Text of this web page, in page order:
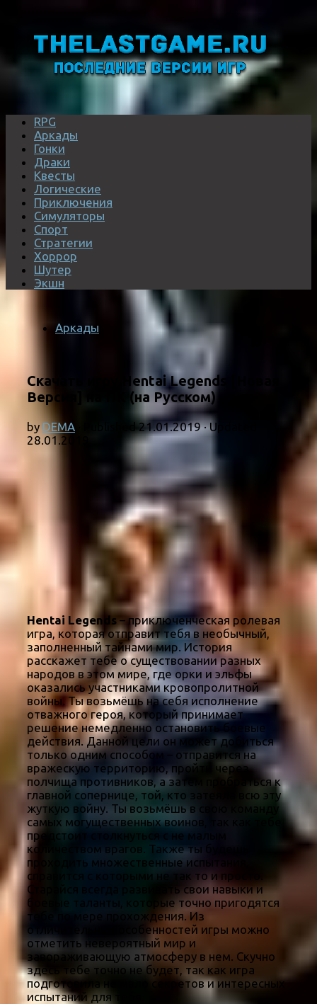
RPG
Аркады
Гонки
Драки
Квесты
Логические
Приключения
Симуляторы
Спорт
Стратегии
Хоррор
Шутер
Экшн
Аркады
Скачать игру Hentai Legends [Новая
Версия] на ПК (на Русском)
by DEMA 21.01.2019· Updated
28.01.2019
Hentai Legends – приключенческая ролевая
игра, которая отправит тебя в необычный,
заполненный тайнами мир. История
расскажет тебе о существовании разных
народов в этом мире, где орки и эльфы
оказались участниками кровопролитной
войны. Ты возьмёшь на себя исполнение
отважного героя, который принимает
решение немедленно остановить боевые
действия. Данной цели он может добиться
только одним способом – отправится на
вражескую территорию, пройти через
полчища противников, а затем пробраться к
главной сопернице, той, кто затеяла всю эту
жуткую войну. Ты возьмёшь в свою команду
самых могущественных воинов, так как тебе
предстоит столкнуться с не малым
количеством врагов. Также ты будешь
проходить множественные испытания,
справится с которыми не так то и просто.
Старайся всегда развивать свои навыки и
боевые таланты, которые точно пригодятся
тебе по мере прохождения. Из
отличительных особенностей игры можно
отметить невероятный мир и
завораживающую атмосферу в нем. Скучно
здесь тебе точно не будет, так как игра
подготовила не мало секретов и интересных
испытаний для тебя.